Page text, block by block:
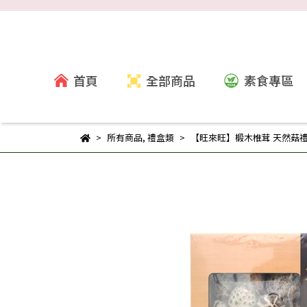
首頁 全部商品 素食專區
所有商品, 禮盒類 【旺來旺】椴木椎茸 天然菇